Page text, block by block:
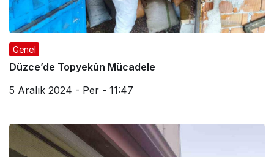
Genel
Düzce’de Topyekûn Mücadele
5 Aralık 2024 - Per - 11:47